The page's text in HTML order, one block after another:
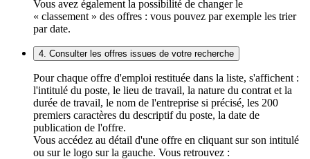
Vous avez également la possibilité de changer le
« classement » des offres : vous pouvez par exemple les trier
par date.
4. Consulter les offres issues de votre recherche
Pour chaque offre d'emploi restituée dans la liste, s'affichent :
l'intitulé du poste, le lieu de travail, la nature du contrat et la
durée de travail, le nom de l'entreprise si précisé, les 200
premiers caractères du descriptif du poste, la date de
publication de l'offre.
Vous accédez au détail d'une offre en cliquant sur son intitulé
ou sur le logo sur la gauche. Vous retrouvez :